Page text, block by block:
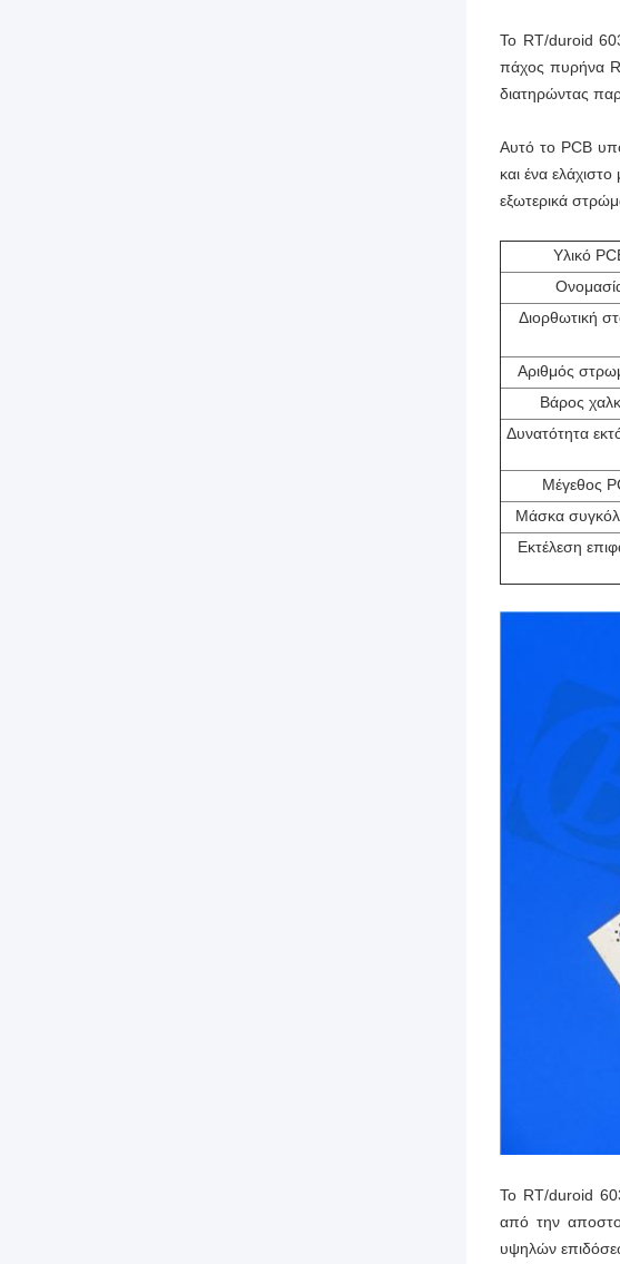
Το RT/duroid
πάχος πυρήνα
διατηρώντας
Αυτό το PCB
και ένα
εξωτερικά
Υλικό
Διορθωτική
Αριθμός
Βάρος
Δυνατότητα
Μέγεθος
Μάσκα
Εκτέλεση
Το RT/duroid
από την
υψηλών